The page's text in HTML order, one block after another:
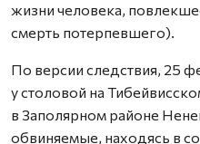
жизни человека,
смерть потерпевшего).
По версии следствия, 25
у столовой на
в Заполярном районе
обвиняемые, находясь в